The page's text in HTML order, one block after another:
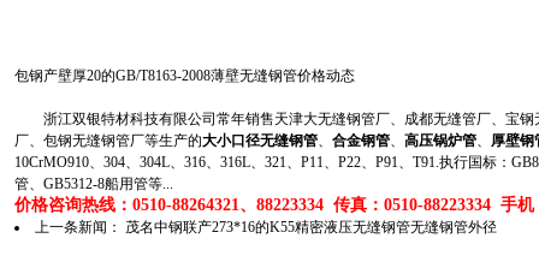
包钢产壁厚20的GB/T8163-2008薄壁无缝钢管价格动态
浙江双银特材科技有限公司常年销售天津大无缝钢管厂、成都无缝管厂、宝钢
厂、包钢无缝钢管厂等生产的大小口径无缝钢管、 合金钢管、 高压锅炉管、
厚壁钢
10CrMO910、304、304L、316、316L、321、P11、P22、P91、T91.执行国标：
管、GB5312-8船用管等...
价格咨询热线：0510-88264321、88223334 传真：0510-88223334 手机
上一条新闻： 茂名中钢联产273*16的K55精密液压无缝钢管无缝钢管外径